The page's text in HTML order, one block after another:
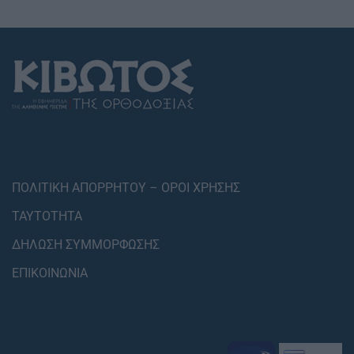
ΠΟΛΙΤΙΚΗ ΑΠΟΡΡΗΤΟΥ – ΟΡΟΙ ΧΡΗΣΗΣ
ΤΑΥΤΟΤΗΤΑ
ΔΗΛΩΣΗ ΣΥΜΜΟΡΦΩΣΗΣ
ΕΠΙΚΟΙΝΩΝΙΑ